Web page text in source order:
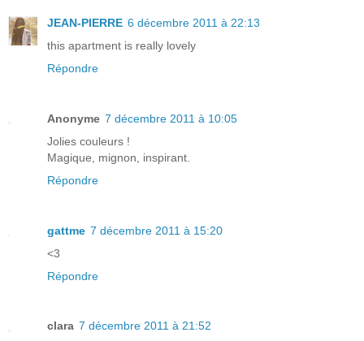
JEAN-PIERRE 6 décembre 2011 à 22:13
this apartment is really lovely
Répondre
Anonyme 7 décembre 2011 à 10:05
Jolies couleurs !
Magique, mignon, inspirant.
Répondre
gattme 7 décembre 2011 à 15:20
<3
Répondre
clara 7 décembre 2011 à 21:52